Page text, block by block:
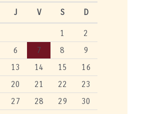
J V S D
1
2
6 7 8
9
13 14 15
16
20 21 22
23
27 28 29
30